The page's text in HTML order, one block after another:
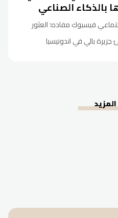
بالذكاء الصناعي
فيسبوك مفاده؛ العثور
بالي في اندونيسيا